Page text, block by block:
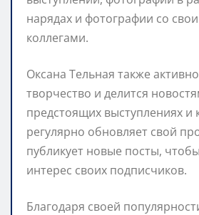
нарядах и фотографии со
коллегами.
Оксана Тельная также
творчество и делится
предстоящих выступлениях и
регулярно обновляет свой
публикует новые посты,
интерес своих подписчиков.
Благодаря своей